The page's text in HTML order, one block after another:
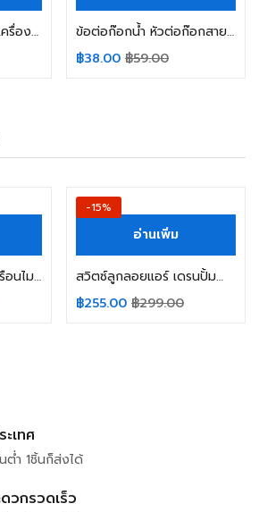
ชุดมอเตอร์เดรนน้ำทิ้งเครื่องซักผ้า LG แอลจี Part No. NTTS002SA4 DC13.5 5V 0.285A 5W (INVERTER) อะไหล่เครื่องซักผ้า
ข้อต่อก๊อกน้ำ หัวต่อก๊อกสายน้ำเข้า เครื่องซักผ้า สแตนเลสแท้ หัวก๊อกสายน้ำเข้า อะไหล่เครื่องซักผ้า
฿38.00 ฿59.00
ชุดซ่อมเรือนไมล์ ซ่อมเรือนไมล์ วีโก้ ฟอร์จูนเนอร์ ดีแม็ก อินโนว่า นาวาร่า VIGO/FORTUNER/D-MAX/NAVARA/INNOVA/YOYOTA COMMUTER (สินค้าในไทย ส่งเร็วทันใจ)
-15%
อ่านเพิ่ม
สวิตซ์ลูกลอยแอร์ เดรนปั้มน้ำทิ้ง Float Switch ทั่วไป แอร์ 4ทิศทาง (แกนสั้น) อะไหล่แอร์
฿255.00 ฿299.00
เทศ
ต่ำ 1ชิ้นก็ส่งได้
ดวกรวดเร็ว